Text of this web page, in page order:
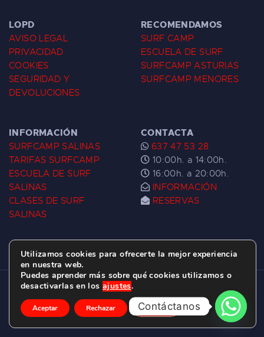
LOPD
AVISO LEGAL
PRIVACIDAD
COOKIES
SEGURIDAD Y
DEVOLUCIONES
RECOMENDAMOS
SURF CAMP
ESCUELA DE SURF
SURFCAMP ASTURIAS
SURFCAMP MENORES
INFORMACIÓN
SURFCAMP SALINAS
TARIFAS SURFCAMP
ESCUELA DE SURF
SALINAS
CLASES DE SURF
SALINAS
CONTACTA
637 47 53 28
10:00h. a 14:00h.
16:00h. a 20:00h.
INFORMACIÓN
RESERVAS
ESCUELA DE SURF LAS DUNAS ©
C/ BERNARDO ÁLVAREZ GALAN 1, SALINAS
(ASTURIAS)
Utilizamos cookies para ofrecerte la mejor experiencia
en nuestra web.
Puedes aprender más sobre qué cookies utilizamos o
desactivarlas en los ajustes.
Aceptar Rechazar Ajustes
Contáctanos